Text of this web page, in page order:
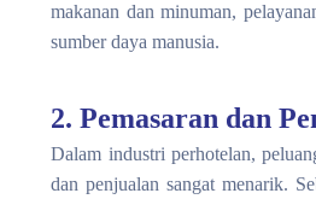
makanan dan minuman,
sumber daya manusia.
2. Pemasaran dan
Dalam industri perhotelan,
dan penjualan sangat menarik.